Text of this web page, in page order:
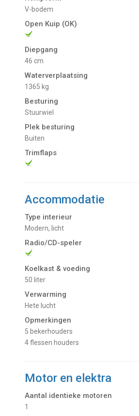
V-bodem
Open Kuip (OK)
Diepgang
46 cm
Waterverplaatsing
1365 kg
Besturing
Stuurwiel
Plek besturing
buiten
Trimflaps
Accommodatie
Type interieur
Modern, licht
Radio/CD-speler
Koelkast & voeding
50 liter
Verwarming
Hete lucht
Opmerkingen
5 bekerhouders
4 flessen houders
Motor en elektra
Aantal identieke motoren
1